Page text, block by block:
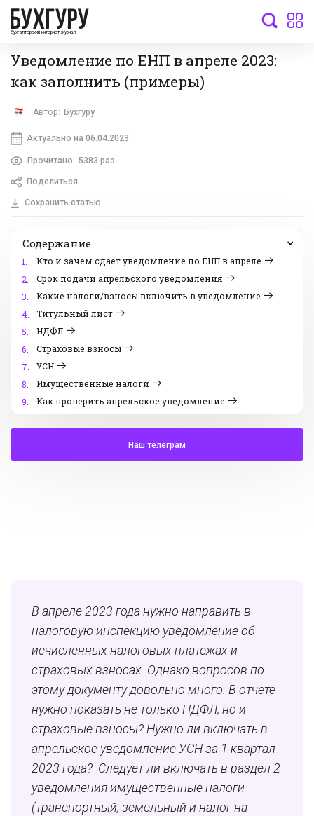
бухгалтерский интернет-журнал
Уведомление по ЕНП в апреле 2023:
как заполнить (примеры)
Автор: Бухгуру
Актуально на 06.04.2023
Прочитано: 5383 раз
Поделиться
Сохранить статью
Содержание
1.
Кто и зачем сдает уведомление по ЕНП в апреле
2.
Срок подачи апрельского уведомления
3.
Какие налоги/взносы включить в уведомление
4.
Титульный лист
5.
НДФЛ
6.
Страховые взносы
7.
УСН
8.
Имущественные налоги
9.
Как проверить апрельское уведомление
Наш телеграм
В апреле 2023 года нужно направить в
налоговую инспекцию уведомление об
исчисленных налоговых платежах и
страховых взносах. Однако вопросов по
этому документу довольно много. В отчете
нужно показать не только НДФЛ, но и
страховые взносы? Нужно ли включать в
апрельское уведомление УСН за 1 квартал
2023 года? Следует ли включать в раздел 2
уведомления имущественные налоги
(транспортный, земельный и налог на